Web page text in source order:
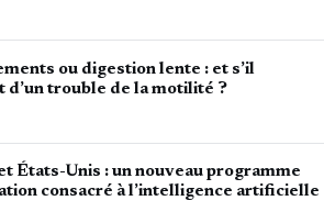
ou digestion lente : et s’il
d’un trouble de la motilité ?
États-Unis : un nouveau programme
consacré à l’intelligence artificielle